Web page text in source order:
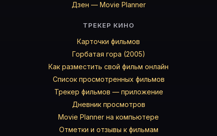
Дзен — Movie Planner
ТРЕКЕР КИНО
Карточки фильмов
Горбатая гора (2005)
Как разместить свой фильм онлайн
Список просмотренных фильмов
Трекер фильмов — приложение
Дневник просмотров
Movie Planner на компьютере
Отметки и отзывы к фильмам